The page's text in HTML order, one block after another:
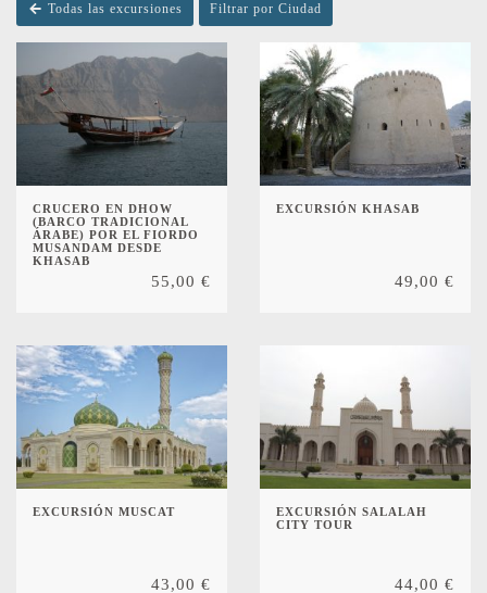
Todas las excursiones Filtrar por Ciudad
CRUCERO EN DHOW
(BARCO TRADICIONAL
ÁRABE) POR EL FIORDO
MUSANDAM DESDE
KHASAB
55,00 €
EXCURSIÓN KHASAB
49,00 €
EXCURSIÓN MUSCAT
43,00 €
EXCURSIÓN SALALAH
CITY TOUR
44,00 €